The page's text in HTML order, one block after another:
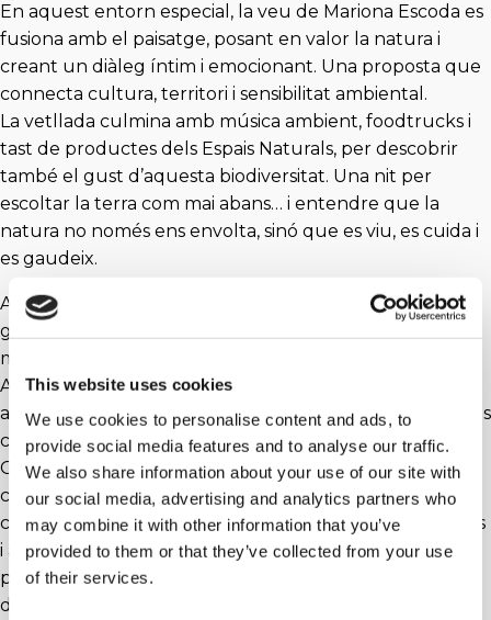
This website uses cookies
We use cookies to personalise content and ads, to
provide social media features and to analyse our traffic.
We also share information about your use of our site with
our social media, advertising and analytics partners who
may combine it with other information that you’ve
provided to them or that they’ve collected from your use
of their services.
En aquest entorn especial, la veu de Mariona Escoda es
fusiona amb el paisatge, posant en valor la natura i
creant un diàleg íntim i emocionant. Una proposta que
connecta cultura, territori i sensibilitat ambiental.
La vetllada culmina amb música ambient, foodtrucks i
tast de productes dels Espais Naturals, per descobrir
també el gust d’aquesta biodiversitat. Una nit per
escoltar la terra com mai abans… i entendre que la
natura no només ens envolta, sinó que es viu, es cuida i
es gaudeix.
A Mas de Colom, et convidem a viure una experiència
gastronòmica única amb el Repte Recepta Verda, de la
mà de la Fundació Coma de Meià.
A través d'aquest esdeveniment aprendrem com
aprofitar els aliments i reduir el malbaratament. Amb els
creadors del projecte, Sergi de Meià i José Miguel
Gómez Morales, elaborarem i tastarem dues receptes
com a fil conductor. L’activitat mostrarà aplicacions
concretes dels aliments, així com alternatives, variacions
i adaptacions per incorporar-los fàcilment a la
planificació setmanal, tenint en compte els recursos
disponibles al rebost de casa. Entre els ingredients